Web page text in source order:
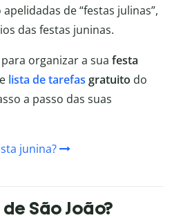
de “festas julinas”,
das festas juninas.
organizar a sua festa
lista de tarefas gratuito do
a passo das suas
junina?
São João?